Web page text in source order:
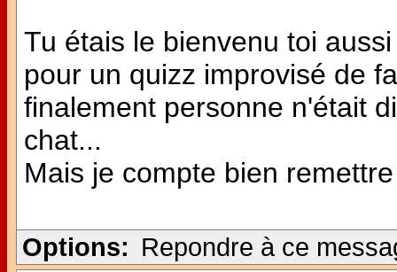
Tu étais le bienvenu toi
pour un quizz improvisé de
finalement personne n'était
chat...
Mais je compte bien
Options: Repondre à ce